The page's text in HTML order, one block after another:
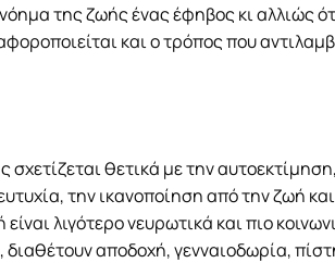
της ζωής ένας έφηβος κι αλλιώς
και ο τρόπος που
θετικά με την
την ικανοποίηση από την ζωή
λιγότερο νευρωτικά και πιο
διαθέτουν αποδοχή, γενναιοδωρία,